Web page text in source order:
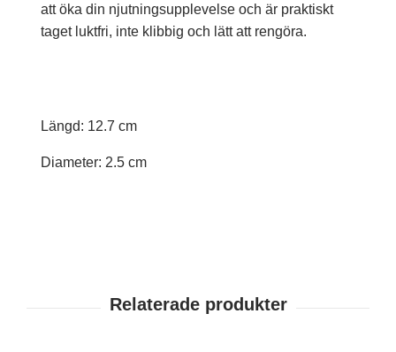
att öka din njutningsupplevelse och är praktiskt
taget luktfri, inte klibbig och lätt att rengöra.
Längd: 12.7 cm
Diameter: 2.5 cm